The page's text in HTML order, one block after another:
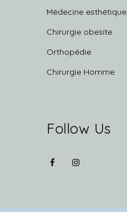
Médecine esthétique
Chirurgie obesite
Orthopédie
Chirurgie Homme
Follow Us